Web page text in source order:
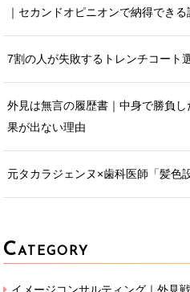
｜セカンドオピニオンで納得できる
7割の人が失敗するトレンチコート
外見は無言の履歴書｜中身で勝負
果が出ない理由
元タカラジェンヌ×歯科医師「髪色
CATEGORY